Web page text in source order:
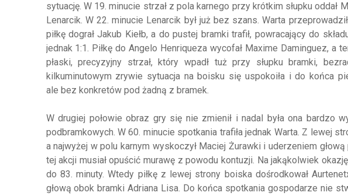
sytuację. W 19. minucie strzał z pola karnego przy krótkim słupku oddał
Lenarcik. W 22. minucie Lenarcik był już bez szans. Warta
piłkę dograł Jakub Kiełb, a do pustej bramki trafił, powracający do
jednak 1:1. Piłkę do Angelo Henriqueza wycofał Maxime Daminguez,
płaski, precyzyjny strzał, który wpadł tuż przy słupku bramki,
kilkuminutowym zrywie sytuacja na boisku się uspokoiła i do końca
ale bez konkretów pod żadną z bramek.
W drugiej połowie obraz gry się nie zmienił i nadal była ona bardzo
podbramkowych. W 60. minucie spotkania trafiła jednak Warta. Z lewej
a najwyżej w polu karnym wyskoczył Maciej Żurawki i uderzeniem
tej akcji musiał opuścić murawę z powodu kontuzji. Na jakąkolwiek
do 83. minuty. Wtedy piłkę z lewej strony boiska dośrodkował
głową obok bramki Adriana Lisa. Do końca spotkania gospodarze nie